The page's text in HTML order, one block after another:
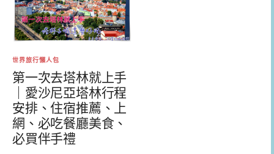
世界旅行懶人包
第一次去塔林就上手
｜愛沙尼亞塔林行程
安排、住宿推薦、上
網、必吃餐廳美食、
必買伴手禮